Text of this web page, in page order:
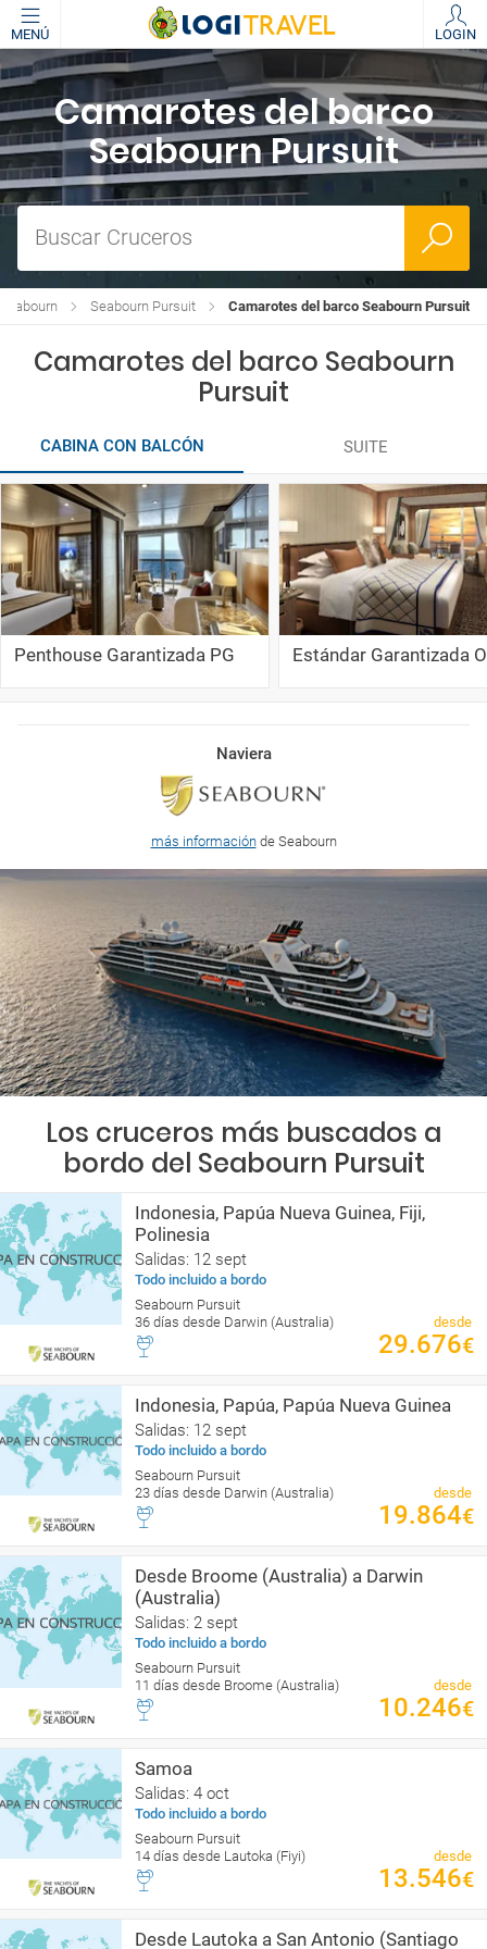
MENÚ LOGIN
Camarotes del barco
Seabourn Pursuit
Buscar Cruceros
Camarotes del barco Seabourn Pursuit
Seabourn Pursuit
Camarotes del barco Seabourn
Pursuit
CABINA CON BALCÓN SUITE
Penthouse Garantizada PG Estándar Garantizada
Naviera
más informaciónde Seabourn
Los cruceros más buscados a
bordo del Seabourn Pursuit
Indonesia, Papúa Nueva Guinea, Fiji,
Polinesia
Salidas: 12 sept
Todo incluido a bordo
Seabourn Pursuit
36 días desde Darwin (Australia)
desde
29.676€
Indonesia, Papúa, Papúa Nueva Guinea
Salidas: 12 sept
Todo incluido a bordo
Seabourn Pursuit
23 días desde Darwin (Australia)
desde
19.864€
Desde Broome (Australia) a Darwin
(Australia)
Salidas: 2 sept
Todo incluido a bordo
Seabourn Pursuit
11 días desde Broome (Australia)
desde
10.246€
Samoa
Salidas: 4 oct
Todo incluido a bordo
Seabourn Pursuit
14 días desde Lautoka (Fiyi)
desde
13.546€
Desde Lautoka a San Antonio (Santiago